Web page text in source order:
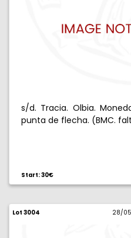
s/d. Tracia. Olbia.
punta de flecha. (BMC.
Start: 30€
Lot 3004 28/